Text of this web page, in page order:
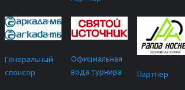
Генеральный
спонсор
Официальная
вода турнира
Партнер